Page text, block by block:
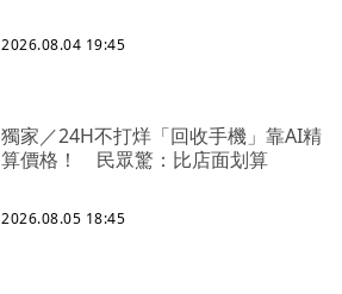
2026.08.04 19:45
獨家／24H不打烊「回收手機」靠AI精
算價格！ 民眾驚：比店面划算
2026.08.05 18:45